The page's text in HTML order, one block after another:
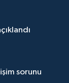
sorunu